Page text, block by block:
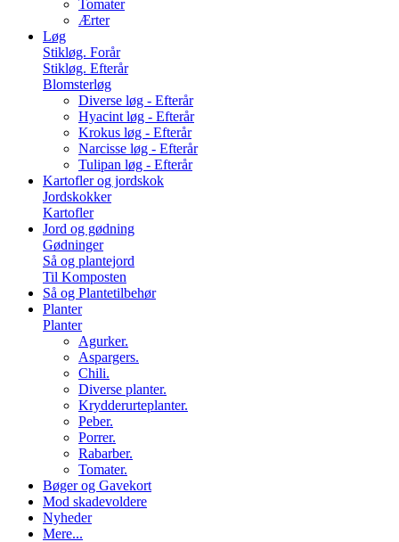
Tomater
Ærter
Løg
Stikløg. Forår
Stikløg. Efterår
Blomsterløg
Diverse løg - Efterår
Hyacint løg - Efterår
Krokus løg - Efterår
Narcisse løg - Efterår
Tulipan løg - Efterår
Kartofler og jordskok
Jordskokker
Kartofler
Jord og gødning
Gødninger
Så og plantejord
Til Komposten
Så og Plantetilbehør
Planter
Planter
Agurker.
Aspargers.
Chili.
Diverse planter.
Krydderurteplanter.
Peber.
Porrer.
Rabarber.
Tomater.
Bøger og Gavekort
Mod skadevoldere
Nyheder
Mere...